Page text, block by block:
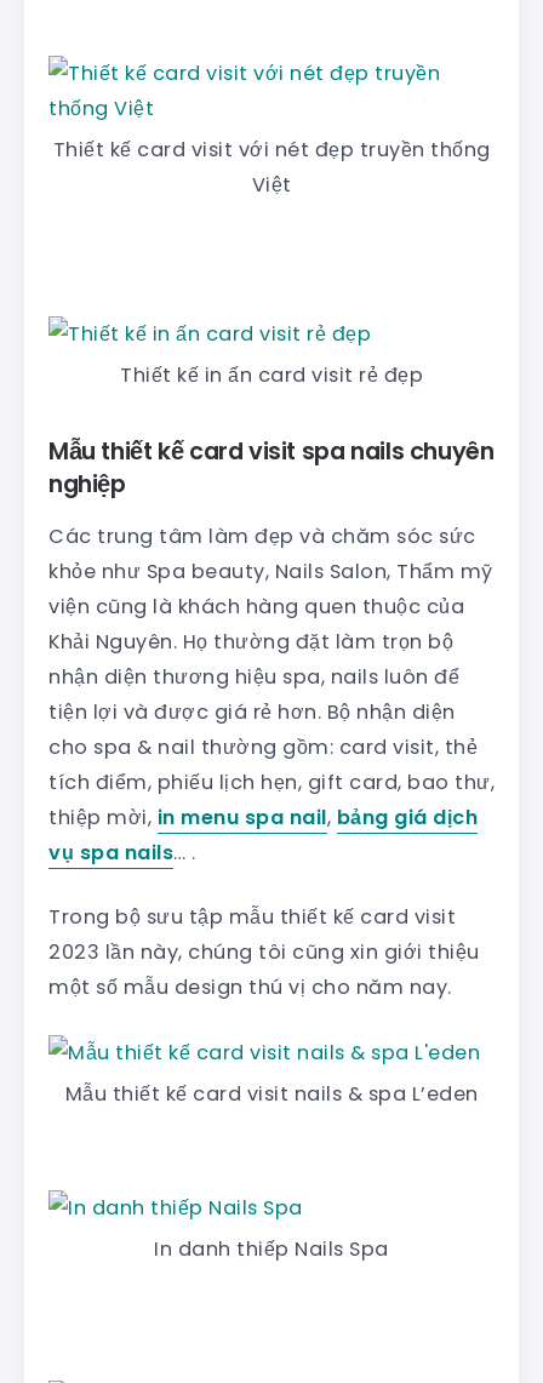
Thiết kế card visit với nét đẹp truyền thống
Việt
Thiết kế in ấn card visit rẻ đẹp
Mẫu thiết kế card visit spa nails chuyên
nghiệp
Các trung tâm làm đẹp và chăm sóc sức
khỏe như Spa beauty, Nails Salon, Thẩm mỹ
viện cũng là khách hàng quen thuộc của
Khải Nguyên. Họ thường đặt làm trọn bộ
nhận diện thương hiệu spa, nails luôn để
tiện lợi và được giá rẻ hơn. Bộ nhận diện
cho spa & nail thường gồm: card visit, thẻ
tích điểm, phiếu lịch hẹn, gift card, bao thư,
thiệp mời, in menu spa nail, bảng giá dịch
vụ spa nails… .
Trong bộ sưu tập mẫu thiết kế card visit
2023 lần này, chúng tôi cũng xin giới thiệu
một số mẫu design thú vị cho năm nay.
Mẫu thiết kế card visit nails & spa L’eden
In danh thiếp Nails Spa